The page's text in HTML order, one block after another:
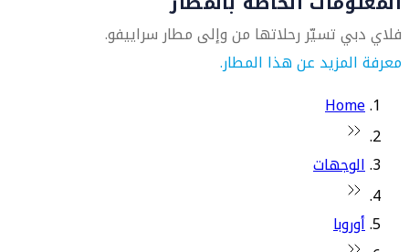
فلاي دبي تسيّر رحلاتها من وإلى مطار سراييفو.
معرفة المزيد عن هذا المطار.
Home
الوجهات
أوروبا